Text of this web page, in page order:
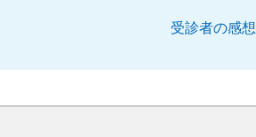
受診者の感